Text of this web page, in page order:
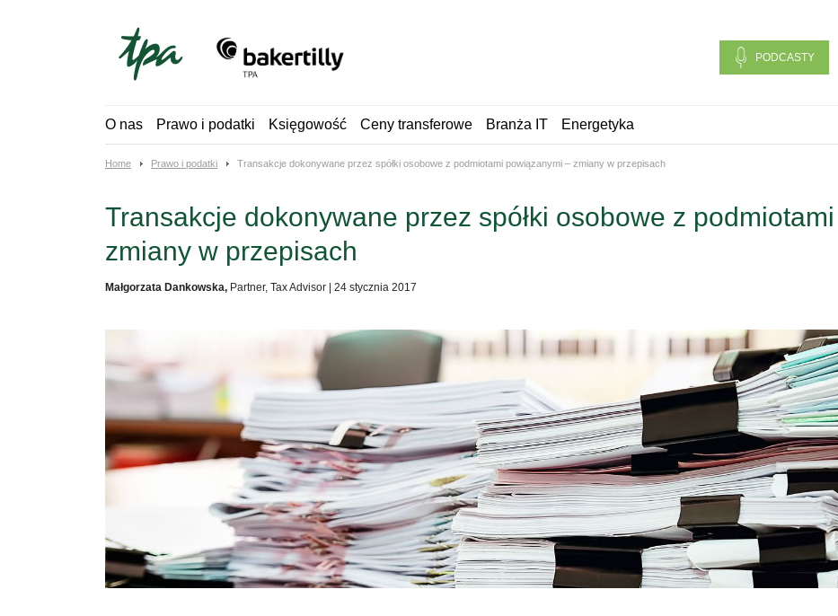
PODCASTY
O nas Prawo i podatki Księgowość Ceny transferowe Branża IT Energetyka
Home Prawo i podatki Transakcje dokonywane przez spółki osobowe z podmiotami powiązanymi – zmiany w przepisach
Transakcje dokonywane przez spółki osobowe z
zmiany w przepisach
Małgorzata Dankowska, Partner, Tax Advisor 24 stycznia 2017